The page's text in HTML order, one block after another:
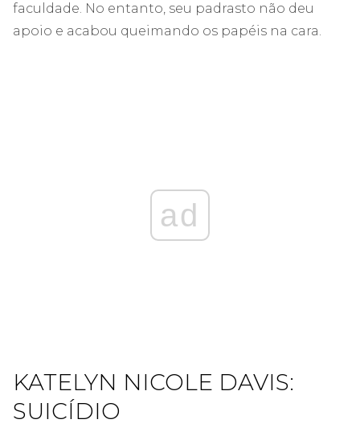
faculdade. No entanto, seu padrasto não deu
apoio e acabou queimando os papéis na cara.
ad
KATELYN NICOLE DAVIS:
SUICÍDIO